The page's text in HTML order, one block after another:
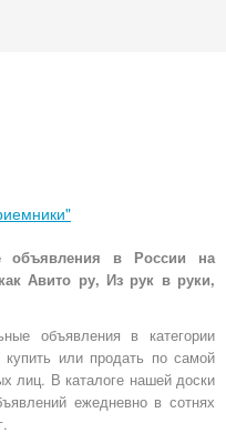
объявления в России на
Авито ру, Из рук в руки,
объявления в категории
или продать по самой
лиц. В каталоге нашей доски
ежедневно в сотнях